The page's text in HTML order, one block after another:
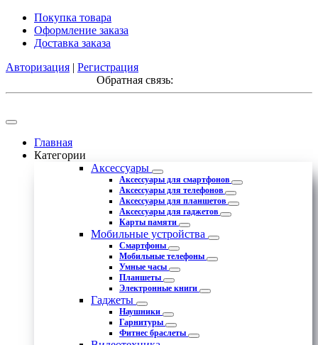
Покупка товара
Оформление заказа
Доставка заказа
Авторизация | Регистрация
Обратная связь:
Главная
Категории
Аксессуары
Аксессуары для смартфонов
Аксессуары для телефонов
Аксессуары для планшетов
Аксессуары для гаджетов
Карты памяти
Мобильные устройства
Смартфоны
Мобильные телефоны
Умные часы
Планшеты
Электронные книги
Гаджеты
Наушники
Гарнитуры
Фитнес браслеты